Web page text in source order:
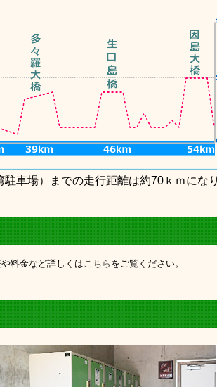
車場）までの走行距離は約70ｋｍになり
料金など詳しくはこちら をご覧ください。